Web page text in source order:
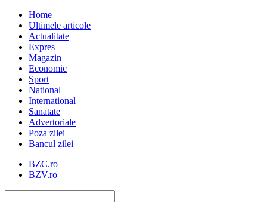
Home
Ultimele articole
Actualitate
Expres
Magazin
Economic
Sport
National
International
Sanatate
Advertoriale
Poza zilei
Bancul zilei
BZC.ro
BZV.ro